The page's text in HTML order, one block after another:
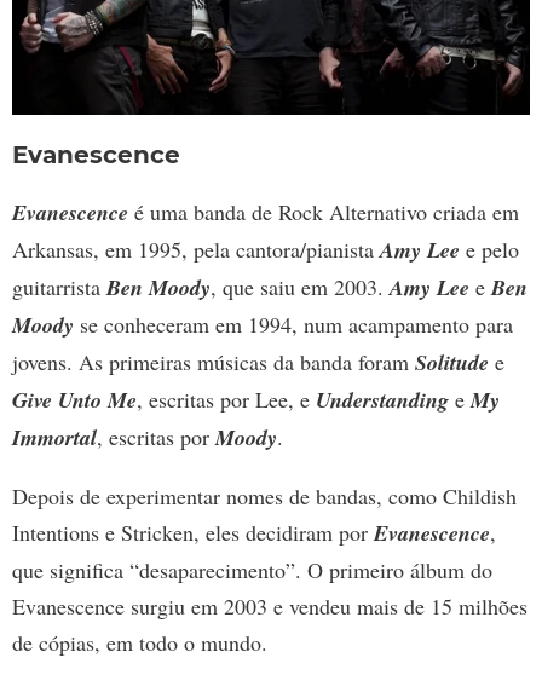
Evanescence
Evanescence é uma banda de Rock Alternativo criada em
Arkansas, em 1995, pela cantora/pianistaAmy Lee e pelo
guitarristaBen Moody, que saiu em 2003.Amy Lee eBen
Moody se conheceram em 1994, num acampamento para
jovens. As primeiras músicas da banda foram Solitude e
Give Unto Me, escritas por Lee, e Understanding eMy
Immortal, escritas porMoody.
Depois de experimentar nomes de bandas, como Childish
Intentions e Stricken, eles decidiram porEvanescence,
que significa “desaparecimento”. O primeiro álbum do
Evanescence surgiu em 2003 e vendeu mais de 15 milhões
de cópias, em todo o mundo.